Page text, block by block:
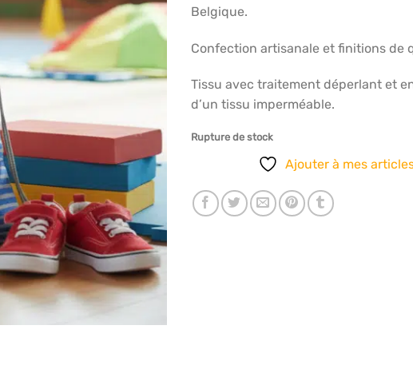
Belgique.
Confection artisanale et finitions de
Tissu avec traitement déperlant et
d’un tissu imperméable.
Rupture de stock
Ajouter à mes